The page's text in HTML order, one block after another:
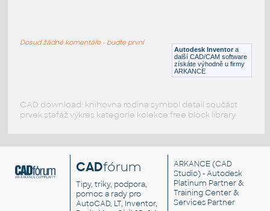
Lego 2445-Black
Autodesk Inventor a
další CAD/CAM software
získáte výhodně u firmy
ARKANCE
Dosud žádné komentáře - buďte první
CAD download: knihovna rodina symbol detail součást
prvek stafáž výkres kategorie kolekce free block library
CADfórum
Tipy, triky, podpora,
pomoc a rady pro
AutoCAD, LT, Inventor,
ARKANCE (CAD
Studio) - Autodesk
Platinum Partner &
Training Center &
Services Partner